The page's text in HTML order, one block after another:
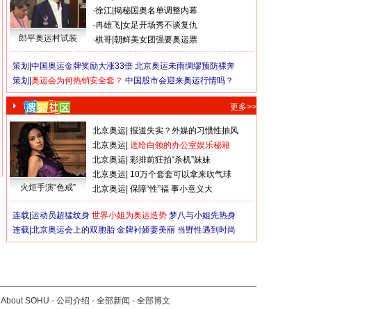
郎平奥运村试装
·徐江 揭秘国奥名单调整内幕
·冉雄飞 女足开场秀不谈复仇
·棋哥 朝鲜美女团强要奥运票
策划| 中国奥运金牌奖励大涨33倍 北京奥运未雨绸缪预防裸奔
策划| 奥运会为何热销安全套？ 中国股市会迎来奥运行情吗？
更多>>
火炬手演“色戒”
北京奥运 报道失实？外媒的习惯性抽风
北京奥运 送给白领的办公室娱乐秘籍
北京奥运 彩排前狂拍“杀机”妹妹
北京奥运 10万个套套可以拿来吹气球
北京奥运 保障“性”福 事小意义大
连载| 运动员超猛纹身 世界小姐为奥运造势 梦八与小姐先热身
连载| 北京奥运会上的双胞胎 金牌衬娇妻美丽 当野性遇到时尚
About SOHU - 公司介绍 - 全部新闻 - 全部博文